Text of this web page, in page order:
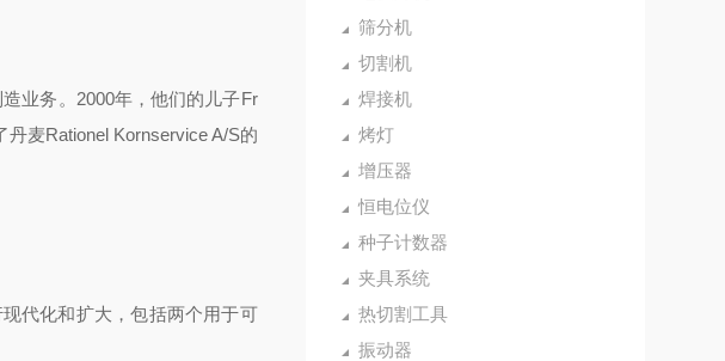
筛分机
切割机
焊接机
烤灯
增压器
恒电位仪
种子计数器
夹具系统
热切割工具
振动器
业务。 2000年，他们的儿子Fr
丹麦Rationel Kornservice A/S的
代化和扩大，包括两个用于可